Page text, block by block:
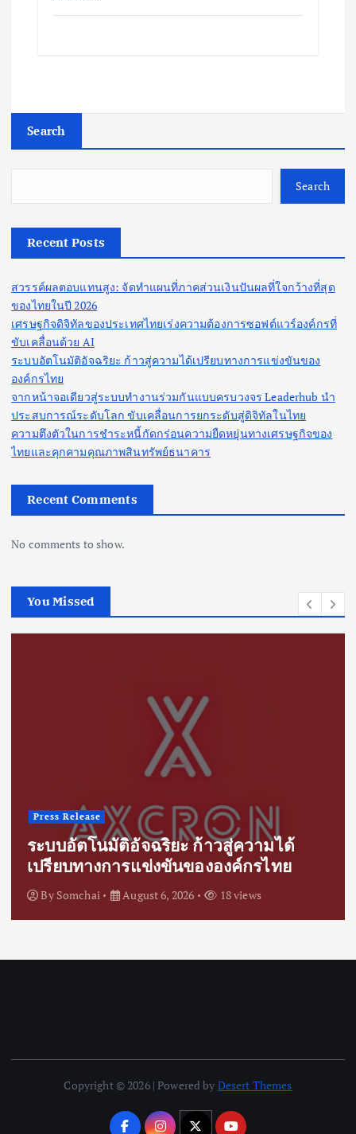
Search
Search
Recent Posts
สวรรค์ผลตอบแทนสูง: จัดทำแผนที่ภาคส่วนเงินปันผลที่ใจกว้างที่สุด
ของไทยในปี 2026
เศรษฐกิจดิจิทัลของประเทศไทยเร่งความต้องการซอฟต์แวร์องค์กรที่
ขับเคลื่อนด้วย AI
ระบบอัตโนมัติอัจฉริยะ ก้าวสู่ความได้เปรียบทางการแข่งขันของ
องค์กรไทย
จากหน้าจอเดียวสู่ระบบทำงานร่วมกันแบบครบวงจร Leaderhub นำ
ประสบการณ์ระดับโลก ขับเคลื่อนการยกระดับสู่ดิจิทัลในไทย
ความตึงตัวในการชำระหนี้กัดกร่อนความยืดหยุ่นทางเศรษฐกิจของ
ไทยและคุกคามคุณภาพสินทรัพย์ธนาคาร
Recent Comments
No comments to show.
You Missed
Press Release
ระบบอัตโนมัติอัจฉริยะ ก้าวสู่ความได้
เปรียบทางการแข่งขันขององค์กรไทย
By Somchai August 6, 2026 18 views
Copyright © 2026 | Powered by Desert Themes